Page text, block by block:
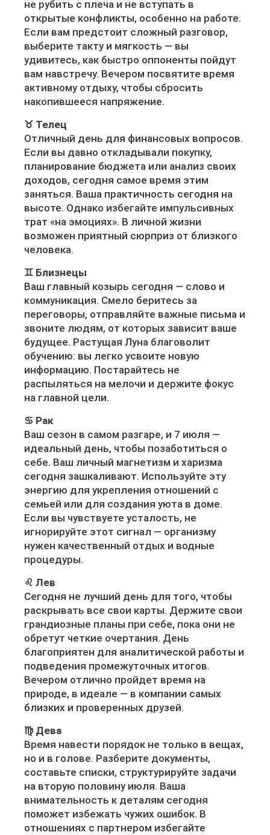
не рубить с плеча и не вступать в
открытые конфликты, особенно на работе.
Если вам предстоит сложный разговор,
выберите такту и мягкость — вы
удивитесь, как быстро оппоненты пойдут
вам навстречу. Вечером посвятите время
активному отдыху, чтобы сбросить
накопившееся напряжение.
♉ Телец
Отличный день для финансовых вопросов.
Если вы давно откладывали покупку,
планирование бюджета или анализ своих
доходов, сегодня самое время этим
заняться. Ваша практичность сегодня на
высоте. Однако избегайте импульсивных
трат «на эмоциях». В личной жизни
возможен приятный сюрприз от близкого
человека.
♊ Близнецы
Ваш главный козырь сегодня — слово и
коммуникация. Смело беритесь за
переговоры, отправляйте важные письма и
звоните людям, от которых зависит ваше
будущее. Растущая Луна благоволит
обучению: вы легко усвоите новую
информацию. Постарайтесь не
распыляться на мелочи и держите фокус
на главной цели.
♋ Рак
Ваш сезон в самом разгаре, и 7 июля —
идеальный день, чтобы позаботиться о
себе. Ваш личный магнетизм и харизма
сегодня зашкаливают. Используйте эту
энергию для укрепления отношений с
семьей или для создания уюта в доме.
Если вы чувствуете усталость, не
игнорируйте этот сигнал — организму
нужен качественный отдых и водные
процедуры.
♌ Лев
Сегодня не лучший день для того, чтобы
раскрывать все свои карты. Держите свои
грандиозные планы при себе, пока они не
обретут четкие очертания. День
благоприятен для аналитической работы и
подведения промежуточных итогов.
Вечером отлично пройдет время на
природе, в идеале — в компании самых
близких и проверенных друзей.
♍ Дева
Время навести порядок не только в вещах,
но и в голове. Разберите документы,
составьте списки, структурируйте задачи
на вторую половину июля. Ваша
внимательность к деталям сегодня
поможет избежать чужих ошибок. В
отношениях с партнером избегайте